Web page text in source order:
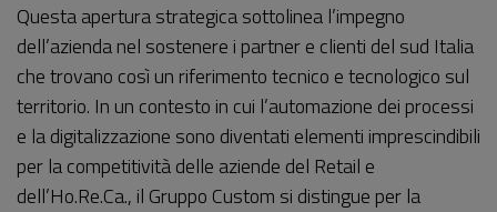
Questa apertura strategica sottolinea l’impegno
dell’azienda nel sostenere i partner e clienti del sud Italia
che trovano così un riferimento tecnico e tecnologico sul
territorio. In un contesto in cui l’automazione dei processi
e la digitalizzazione sono diventati elementi imprescindibili
per la competitività delle aziende del Retail e
dell’Ho.Re.Ca., il Gruppo Custom si distingue per la